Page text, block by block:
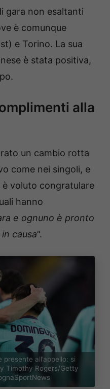
gara non esaltanti
è comunque
e Torino. La sua
è stata positiva,
alla
un cambio rotta
come nei singoli, e
voluto congratulare
hanno
e ognuno è pronto
causa“.
all’appello: si
Timothy Rogers/Getty